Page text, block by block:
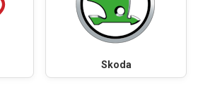
Skoda